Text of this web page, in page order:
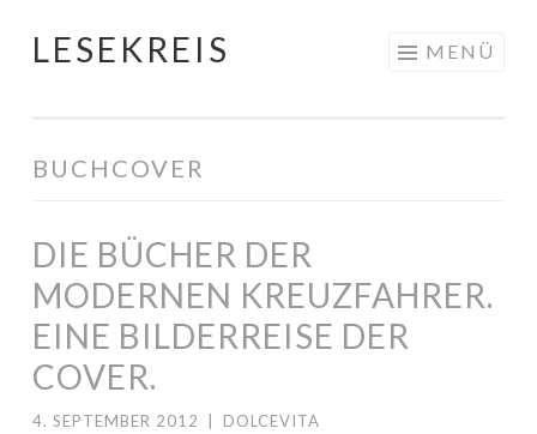
Springe
LESEKREIS MENÜ
BUCHCOVER
DIE BÜCHER DER
MODERNEN KREUZFAHRER.
EINE BILDERREISE DER
COVER.
4. SEPTEMBER 2012 DOLCEVITA